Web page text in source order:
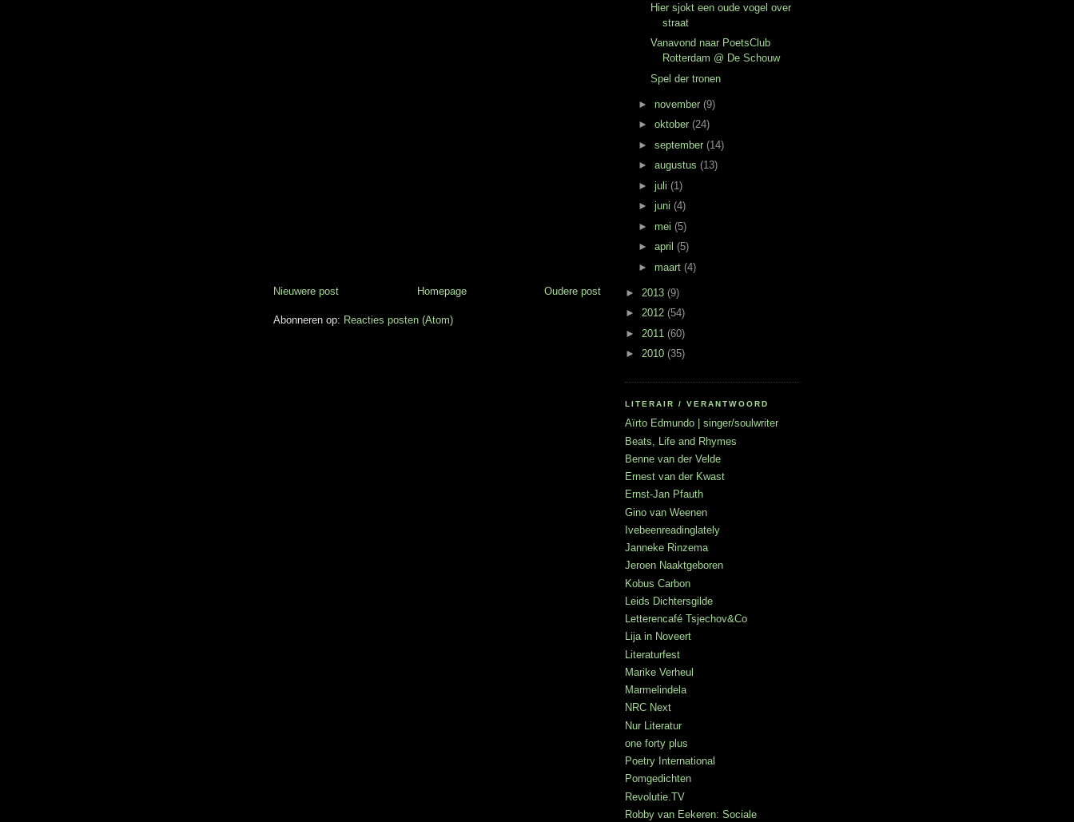
Nieuwere post Oudere post
Homepage
Abonneren op: Reacties posten (Atom)
Hier sjokt een oude vogel over
straat
Vanavond naar PoetsClub
Rotterdam @ De Schouw
Spel der tronen
► november (9)
► oktober (24)
► september (14)
► augustus (13)
► juli (1)
► juni (4)
► mei (5)
► april (5)
► maart (4)
► 2013 (9)
► 2012 (54)
► 2011 (60)
► 2010 (35)
LITERAIR / VERANTWOORD
Aïrto Edmundo | singer/soulwriter
Beats, Life and Rhymes
Benne van der Velde
Ernest van der Kwast
Ernst-Jan Pfauth
Gino van Weenen
Ivebeenreadinglately
Janneke Rinzema
Jeroen Naaktgeboren
Kobus Carbon
Leids Dichtersgilde
Letterencafé Tsjechov&Co
Lija in Noveert
Literaturfest
Marike Verheul
Marmelindela
NRC Next
Nur Literatur
one forty plus
Poetry International
Pomgedichten
Revolutie.TV
Robby van Eekeren: Sociale